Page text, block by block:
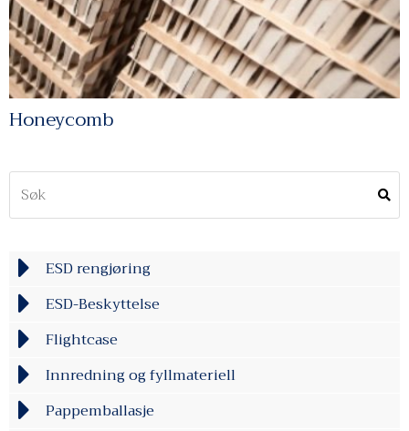
Honeycomb
ESD rengjøring
ESD-Beskyttelse
Flightcase
Innredning og fyllmateriell
Pappemballasje